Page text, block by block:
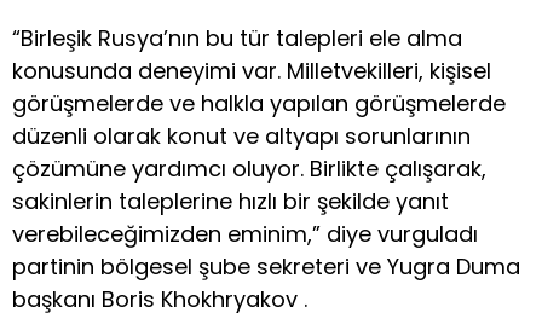
“Birleşik Rusya’nın bu tür talepleri ele alma
konusunda deneyimi var. Milletvekilleri, kişisel
görüşmelerde ve halkla yapılan görüşmelerde
düzenli olarak konut ve altyapı sorunlarının
çözümüne yardımcı oluyor. Birlikte çalışarak,
sakinlerin taleplerine hızlı bir şekilde yanıt
verebileceğimizden eminim,” diye vurguladı
partinin bölgesel şube sekreteri ve Yugra Duma
başkanı Boris Khokhryakov .